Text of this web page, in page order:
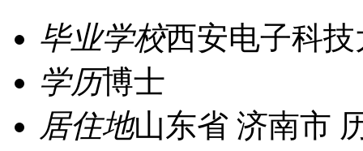
毕业学校西安电子科技
学历博士
居住地山东省 济南市